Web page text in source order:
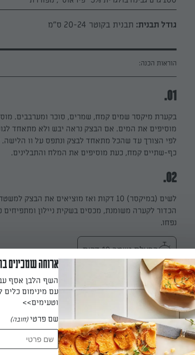
גודל תבנית: תבנית בקוטר 20-24 ס"מ
הוראות הכנה:
01.
בקערת מיקסר שמים קמח, שמרים, סוכר ומערבבים.
מוסיפים את המים. אם הבצק נראה יבש ולא מתאחד
לפי הצורך עד שהכל מתאחד לבצק ונתפס על וו הלישה.
כף-שתיים קמח, כעת מוסיפים את המלח והתבלינים.
02.
לשים (במיקסר) 10 דקות ואז מוציאים את
הכדור לקערה משומנת, מכסים בשקית ניילון
נפחו.
הפעלת טיימר 10 דקות
03.
מכינים את הציפוי: במעבד מזון קטן טוחנים ביחד
אחידה.
04.
ארוחה שמכינים
השף הלבן אסף
עם מינימום
וטעימים>>
שם פרטי(חובה)